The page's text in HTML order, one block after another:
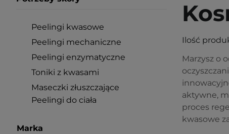
Peelingi kwasowe
Peelingi mechaniczne
Peelingi enzymatyczne
Toniki z kwasami
Maseczki złuszczające
Peelingi do ciała
Marka
Ilość
Marzysz o
aktywne,
proces
kwasowe